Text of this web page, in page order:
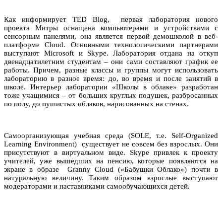
Как информирует TED Blog, первая лаборатория нового
проекта Митры оснащена компьютерами и устройствами с
сенсорным панелями, она является первой демошколой в веб-
платформе Cloud. Основными технологическими партнерами
выступают Microsoft и Skype. Лаборатория отдана на откуп
двенадцатилетним студентам – они сами составляют график ее
работы. Причем, разные классы и группы могут использовать
лабораторию в разное время: до, во время и после занятий в
школе. Интерьер лаборатории «Школы в облаке» разработан
тоже учащимися – от больших круглых подушек, разбросанных
по полу, до пушистых облаков, нарисованных на стенах.
Самоорганизующая учебная среда (SOLE, т.е. Self-Organized
Learning Environment) существует не совсем без взрослых. Они
присутствуют в виртуальном виде. Skype привлек к проекту
учителей, уже вышедших на пенсию, которые появляются на
экране в образе Granny Cloud («Бабушки Облако») почти в
натуральную величину. Таким образом взрослые выступают
модераторами и наставниками самообучающихся детей.